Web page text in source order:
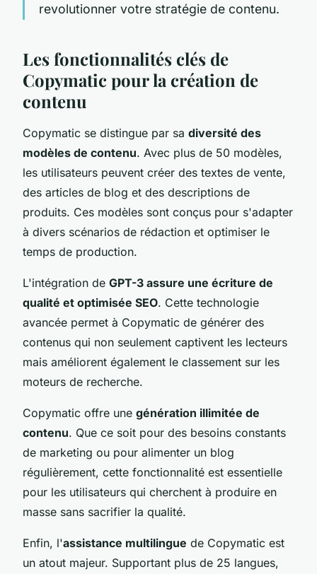
revolutionner votre stratégie de contenu.
Les fonctionnalités clés de
Copymatic pour la création de
contenu
Copymatic se distingue par sa diversité des
modèles de contenu. Avec plus de 50 modèles,
les utilisateurs peuvent créer des textes de vente,
des articles de blog et des descriptions de
produits. Ces modèles sont conçus pour s'adapter
à divers scénarios de rédaction et optimiser le
temps de production.
L'intégration de GPT-3 assure une écriture de
qualité et optimisée SEO. Cette technologie
avancée permet à Copymatic de générer des
contenus qui non seulement captivent les lecteurs
mais améliorent également le classement sur les
moteurs de recherche.
Copymatic offre une génération illimitée de
contenu. Que ce soit pour des besoins constants
de marketing ou pour alimenter un blog
régulièrement, cette fonctionnalité est essentielle
pour les utilisateurs qui cherchent à produire en
masse sans sacrifier la qualité.
Enfin, l'assistance multilingue de Copymatic est
un atout majeur. Supportant plus de 25 langues,